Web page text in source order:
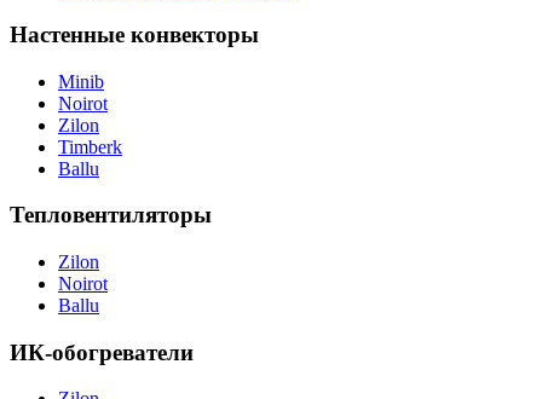
Настенные конвекторы
Minib
Noirot
Zilon
Timberk
Ballu
Тепловентиляторы
Zilon
Noirot
Ballu
ИК-обогреватели